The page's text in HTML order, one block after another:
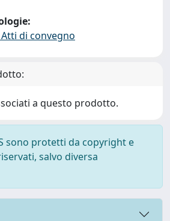
di convegno
a questo prodotto.
sono protetti da copyright e
salvo diversa